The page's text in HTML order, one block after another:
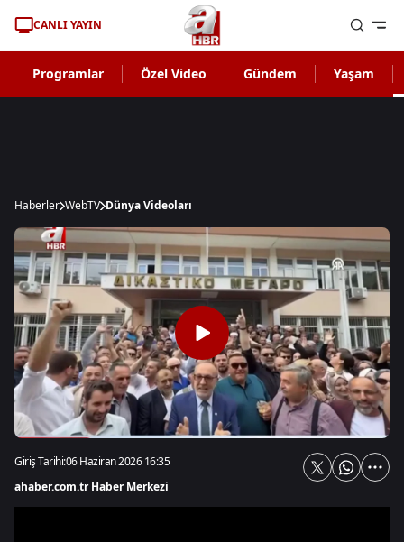
CANLI YAYIN
Programlar Özel Video Gündem Yaşam
Haberler WebTV Dünya Videoları
Giriş Tarihi:06 Haziran 2026 16:35
ahaber.com.tr Haber Merkezi